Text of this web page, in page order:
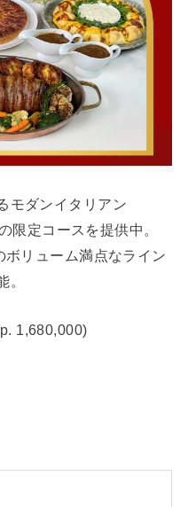
モダンイタリアン
限定コースを提供中。
リューム満点なライン
。
1,680,000)